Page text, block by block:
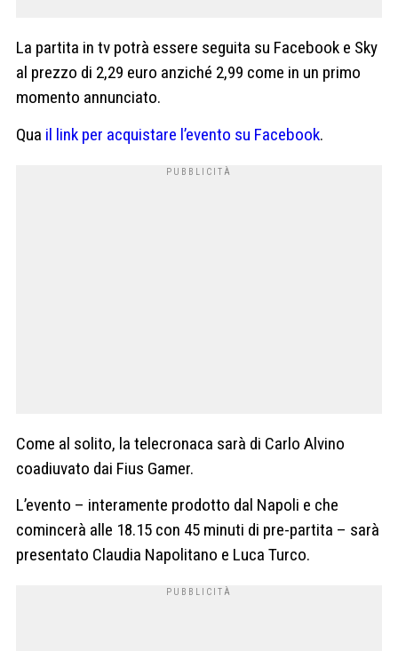
La partita in tv potrà essere seguita su Facebook e Sky
al prezzo di 2,29 euro anziché 2,99 come in un primo
momento annunciato.
Qua il link per acquistare l’evento su Facebook.
Come al solito, la telecronaca sarà di Carlo Alvino
coadiuvato dai Fius Gamer.
L’evento – interamente prodotto dal Napoli e che
comincerà alle 18.15 con 45 minuti di pre-partita – sarà
presentato Claudia Napolitano e Luca Turco.